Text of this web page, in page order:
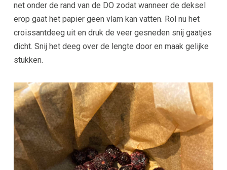
net onder de rand van de DO zodat wanneer de deksel
erop gaat het papier geen vlam kan vatten. Rol nu het
croissantdeeg uit en druk de veer gesneden snij gaatjes
dicht. Snij het deeg over de lengte door en maak gelijke
stukken.